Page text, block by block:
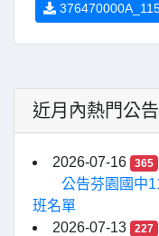
近月內熱門公告
2026-07-16 365
公告芬園國中
班名單
2026-07-13
227